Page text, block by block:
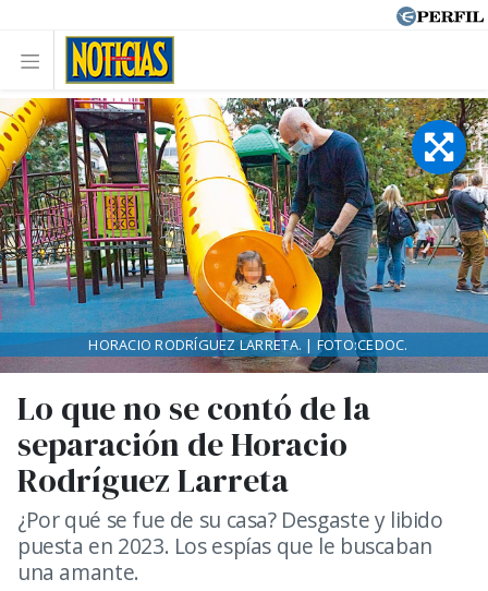
Lo que no se contó de la
separación de Horacio
Rodríguez Larreta
¿Por qué se fue de su casa? Desgaste y libido
puesta en 2023. Los espías que le buscaban
una amante.
HORACIO RODRÍGUEZ LARRETA. | FOTO:CEDOC.